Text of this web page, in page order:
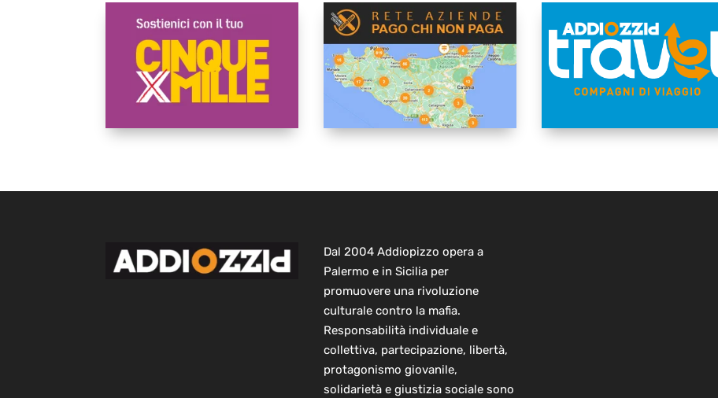
Dal 2004 Addiopizzo opera a
Palermo e in Sicilia per
promuovere una rivoluzione
culturale contro la mafia.
Responsabilità individuale e
collettiva, partecipazione, libertà,
protagonismo giovanile,
solidarietà e giustizia sociale sono